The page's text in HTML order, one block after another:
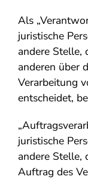
Als
juristische
andere Stelle,
anderen über
Verarbeitung
entscheidet,
juristische
andere Stelle,
Auftrag des